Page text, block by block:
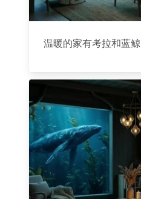
温暖的家有考拉和蓝鲸